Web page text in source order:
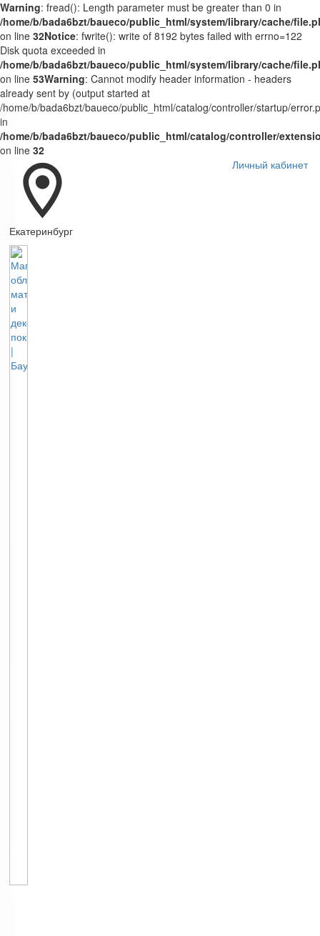
Warning: fread(): Length parameter must be greater than 0 in
/home/b/bada6bzt/baueco/public_html/system/library/cache/
on line 32Notice: fwrite(): write of 8192 bytes failed with errno=122
Disk quota exceeded in
/home/b/bada6bzt/baueco/public_html/system/library/cache/
on line 53Warning: Cannot modify header information - headers
already sent by (output started at
/home/b/bada6bzt/baueco/public_html/catalog/controller/startup/
in
/home/b/bada6bzt/baueco/public_html/catalog/controller/
on line 32
Екатеринбург
Личный кабинет